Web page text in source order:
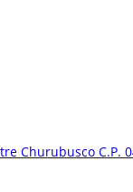
Churubusco C.P.